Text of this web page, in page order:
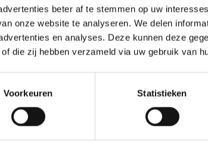
beter af te stemmen op uw
onze website te analyseren. We delen
en analyses. Deze kunnen deze
die zij hebben verzameld via uw gebruik van
Voorkeuren Statistieken
van Mario
geboren in Milaan waar hij studeerde